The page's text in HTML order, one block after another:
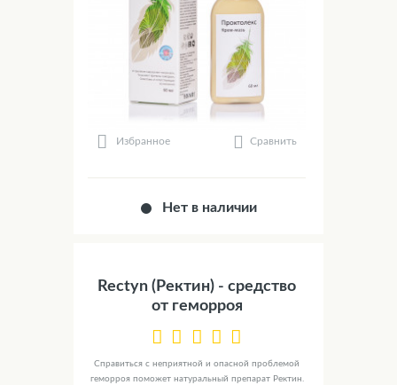
Избранное Сравнить
Нет в наличии
Rectyn (Ректин) - средство
от геморроя
Справиться с неприятной и опасной проблемой
геморроя поможет натуральный препарат Ректин.